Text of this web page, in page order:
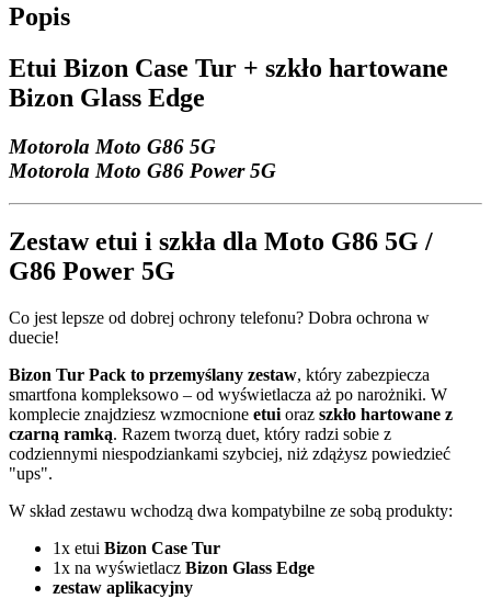
Popis
Etui Bizon Case Tur + szkło hartowane
Bizon Glass Edge
Motorola Moto G86 5G
Motorola Moto G86 Power 5G
Zestaw etui i szkła dla Moto G86 5G /
G86 Power 5G
Co jest lepsze od dobrej ochrony telefonu? Dobra ochrona w
duecie!
Bizon Tur Pack to przemyślany zestaw, który zabezpiecza
smartfona kompleksowo – od wyświetlacza aż po narożniki. W
komplecie znajdziesz wzmocnione etui oraz szkło hartowane z
czarną ramką. Razem tworzą duet, który radzi sobie z
codziennymi niespodziankami szybciej, niż zdążysz powiedzieć
"ups".
W skład zestawu wchodzą dwa kompatybilne ze sobą produkty:
1x etui Bizon Case Tur
1x na wyświetlacz Bizon Glass Edge
zestaw aplikacyjny